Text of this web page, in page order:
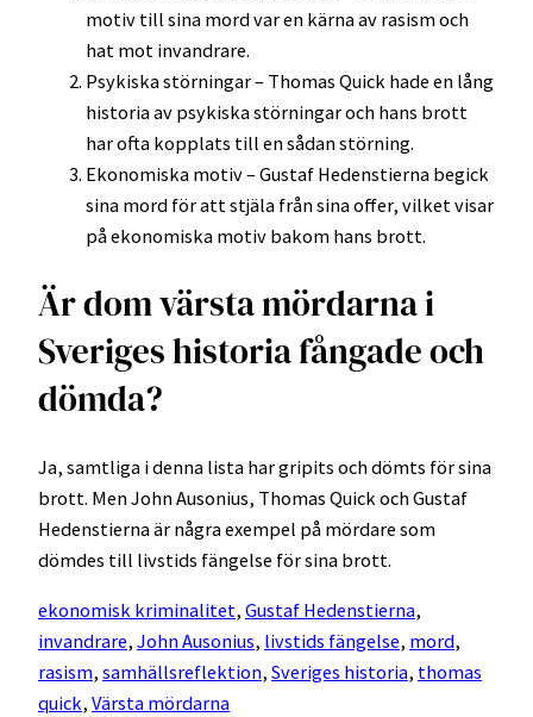
motiv till sina mord var en kärna av rasism och
hat mot invandrare.
Psykiska störningar – Thomas Quick hade en lång
historia av psykiska störningar och hans brott
har ofta kopplats till en sådan störning.
Ekonomiska motiv – Gustaf Hedenstierna begick
sina mord för att stjäla från sina offer, vilket visar
på ekonomiska motiv bakom hans brott.
Är dom värsta mördarna i
Sveriges historia fångade och
dömda?
Ja, samtliga i denna lista har gripits och dömts för sina
brott. Men John Ausonius, Thomas Quick och Gustaf
Hedenstierna är några exempel på mördare som
dömdes till livstids fängelse för sina brott.
ekonomisk kriminalitet, Gustaf Hedenstierna
invandrare, John Ausonius, livstids fängelse, mord
rasism, samhällsreflektion, Sveriges historia, thomas
quick, Värsta mördarna